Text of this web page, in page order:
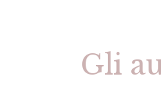
Gli